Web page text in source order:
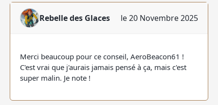
Rebelle des Glaces le 20 Novembre 2025
Merci beaucoup pour ce conseil, AeroBeacon61 !
C'est vrai que j'aurais jamais pensé à ça, mais c'est
super malin. Je note !